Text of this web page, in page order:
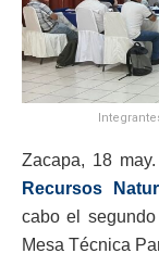
Zacapa, 18
Recursos
cabo el
Mesa Técnica